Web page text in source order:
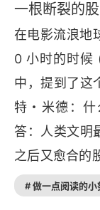
15 公元1816
16 公元1828
17 公元
18 公元1847
19 公元1848
一根断裂的
在电影流浪地
0 小时的时候
中，提到了这
特・米德：
答：人类文明
之后又愈合的
件极危险的事
# 做一点阅读的小